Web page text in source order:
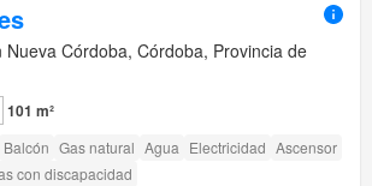
Nueva Córdoba, Córdoba, Provincia de
101 m²
Balcón Gas natural Agua Electricidad Ascensor
con discapacidad